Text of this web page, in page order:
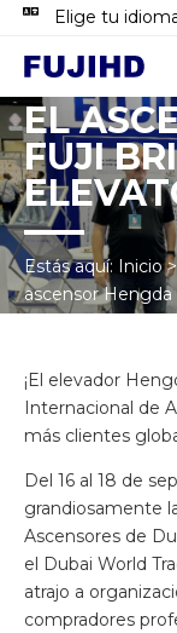
Elige tu
EL
FUJI
Estás aquí: Inicio
ascensor Hengda
¡El elevador
Internacional de
más clientes
Del 16 al 18 de
grandiosamente
Ascensores de
el Dubai World
atrajo a
compradores